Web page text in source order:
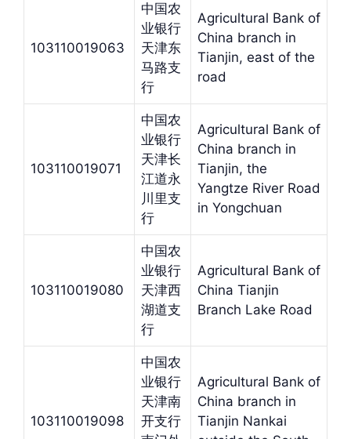
103110019063
中国农
业银行
天津东
马路支
行
Agricultural Bank of
China branch in
Tianjin, east of the
road
103110019071
中国农
业银行
天津长
江道永
川里支
行
Agricultural Bank of
China branch in
Tianjin, the
Yangtze River Road
in Yongchuan
103110019080
中国农
业银行
天津西
湖道支
行
Agricultural Bank of
China Tianjin
Branch Lake Road
103110019098
中国农
业银行
天津南
开支行
Agricultural Bank of
China branch in
Tianjin Nankai